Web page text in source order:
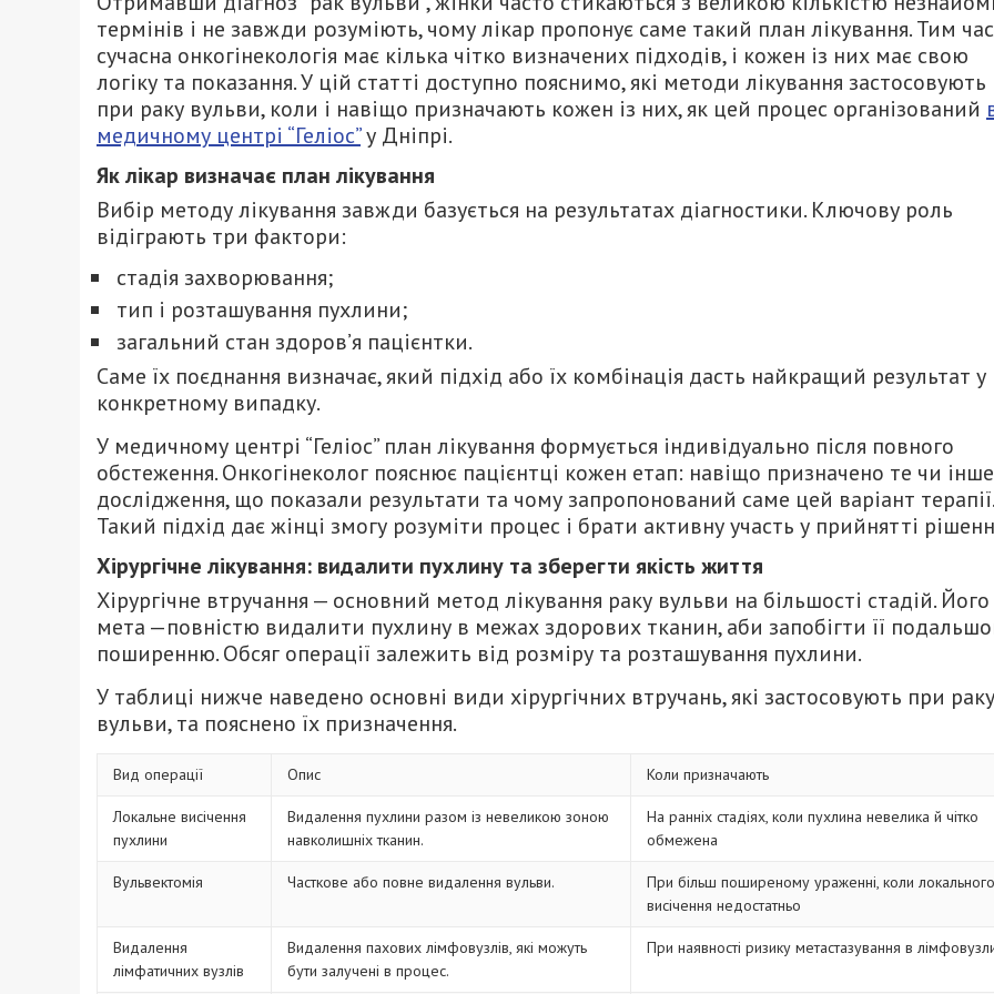
термінів і не завжди розуміють, чому лікар пропонує саме такий план лікування. Тим
сучасна онкогінекологія має кілька чітко визначених підходів, і кожен із них має свою
логіку та показання. У цій статті доступно пояснимо, які методи лікування застосовують
при раку вульви, коли і навіщо призначають кожен із них, як цей процес організований
медичному центрі “Геліос”у Дніпрі.
Як лікар визначає план лікування
Вибір методу лікування завжди базується на результатах діагностики. Ключову роль
відіграють три фактори:
стадія захворювання;
тип і розташування пухлини;
загальний стан здоров’я пацієнтки.
Саме їх поєднання визначає, який підхід або їх комбінація дасть найкращий результат у
конкретному випадку.
У медичному центрі “Геліос” план лікування формується індивідуально після повного
обстеження. Онкогінеколог пояснює пацієнтці кожен етап: навіщо призначено те чи інше
дослідження, що показали результати та чому запропонований саме цей варіант терапії.
Такий підхід дає жінці змогу розуміти процес і брати активну участь у прийнятті
Хірургічне лікування: видалити пухлину та зберегти якість життя
Хірургічне втручання — основний метод лікування раку вульви на більшості стадій. Його
мета —повністю видалити пухлину в межах здорових тканин, аби запобігти її
поширенню. Обсяг операції залежить від розміру та розташування пухлини.
У таблиці нижче наведено основні види хірургічних втручань, які застосовують при раку
вульви, та пояснено їх призначення.
Вид операції Опис Коли призначають
Локальне висічення
пухлини
Видалення пухлини разом із невеликою зоною
навколишніх тканин.
На ранніх стадіях, коли пухлина невелика й чітко
обмежена
Вульвектомія Часткове або повне видалення вульви.
При більш поширеному ураженні, коли локального
висічення недостатньо
Видалення
лімфатичних вузлів
Видалення пахових лімфовузлів, які можуть
бути залучені в процес.
При наявності ризику метастазування в